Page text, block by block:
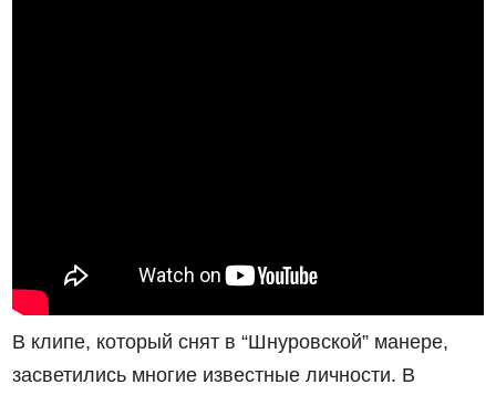
В клипе, который снят в “Шнуровской” манере,
засветились многие известные личности. В